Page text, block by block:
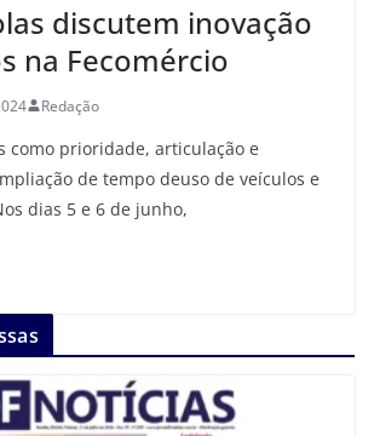
discutem inovação
na Fecomércio
Redação
como prioridade, articulação e
de tempo deuso de veículos e
dias 5 e 6 de junho,